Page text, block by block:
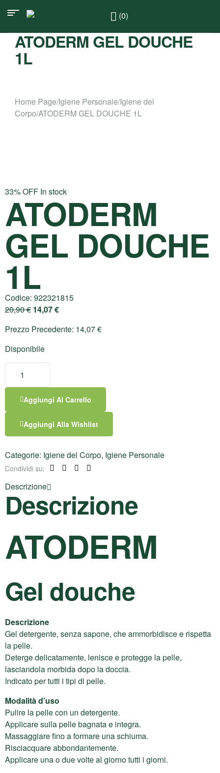
(0)
ATODERM GEL DOUCHE
1L
Home Page/Igiene Personale/Igiene del
Corpo/ATODERM GEL DOUCHE 1L
33% OFF In stock
ATODERM
GEL DOUCHE
1L
Codice: 922321815
20,90€ 14,07€
Prezzo Precedente: 14,07€
Disponibile
Aggiungi Al Carrello
Aggiungi Alla Wishlist
Categorie: Igiene del Corpo, Igiene Personale
Condividi su:
Facebook
TwitterLinkedinPinterest
Descrizione
Descrizione
ATODERM
Gel douche
Descrizione
Gel detergente, senza sapone, che ammorbidisce e rispetta
la pelle.
Deterge delicatamente, lenisce e protegge la pelle,
lasciandola morbida dopo la doccia.
Indicato per tutti i tipi di pelle.
Modalità d’uso
Pulire la pelle con un detergente.
Applicare sulla pelle bagnata e integra.
Massaggiare fino a formare una schiuma.
Risciacquare abbondantemente.
Applicare una o due volte al giorno tutti i giorni.